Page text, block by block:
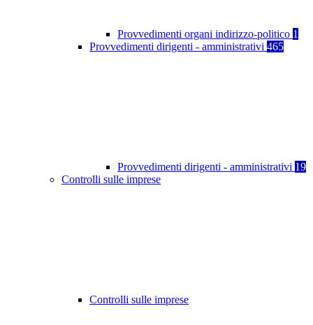
Provvedimenti organi indirizzo-politico 1
Provvedimenti dirigenti - amministrativi 465
Provvedimenti dirigenti - amministrativi 19
Controlli sulle imprese
Controlli sulle imprese